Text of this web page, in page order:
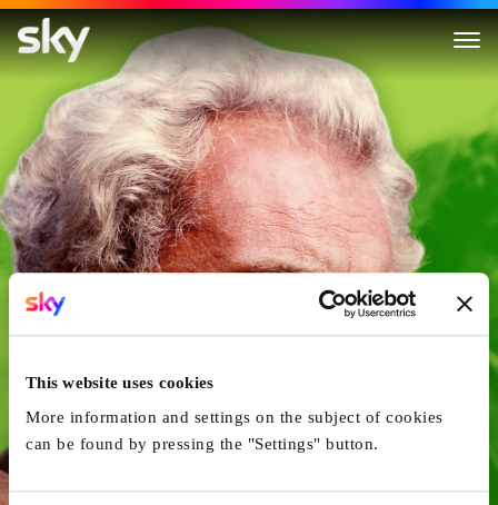
This website uses cookies
More information and settings on the subject of cookies
can be found by pressing the "Settings" button.
Der Tod des Mario Ricci